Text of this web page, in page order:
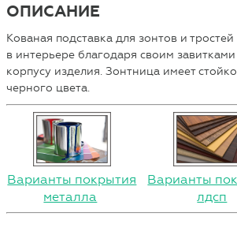
ОПИСАНИЕ
Кованая подставка для зонтов и
в интерьере благодаря своим
корпусу изделия. Зонтница имеет
черного цвета.
Варианты покрытия
металла
Варианты
лдсп